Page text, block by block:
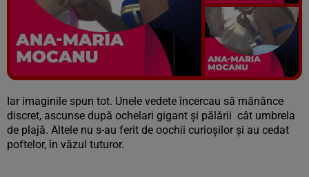
Vezi galeria foto
153 poze
Iar imaginile spun tot. Unele vedete încercau să mănânce
discret, ascunse după ochelari gigant și pălării cât umbrela
de plajă. Altele nu s-au ferit de oochii curioșilor și au cedat
poftelor, în văzul tuturor.